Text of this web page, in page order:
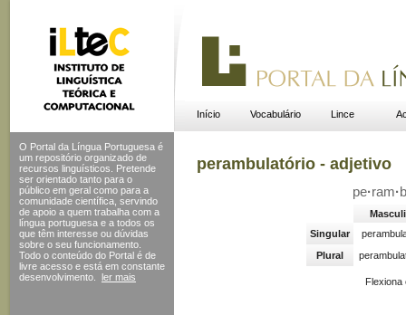
Início Vocabulário Lince
O Portal da Língua Portuguesa é
um repositório organizado de
recursos linguísticos. Pretende
ser orientado tanto para o
público em geral como para a
comunidade científica, servindo
de apoio a quem trabalha com a
língua portuguesa e a todos os
que têm interesse ou dúvidas
sobre o seu funcionamento.
Todo o conteúdo do Portal é de
livre acesso e está em constante
desenvolvimento.
ler mais
perambulatório - adjetivo
pe·ram·
Singular
Plural